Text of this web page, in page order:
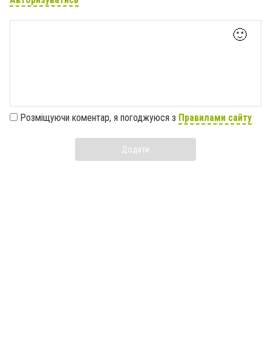
🙂
Розміщуючи коментар, я погоджуюся з Правилами сайту
Додати